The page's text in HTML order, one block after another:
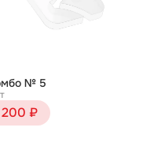
№ 5
200 ₽